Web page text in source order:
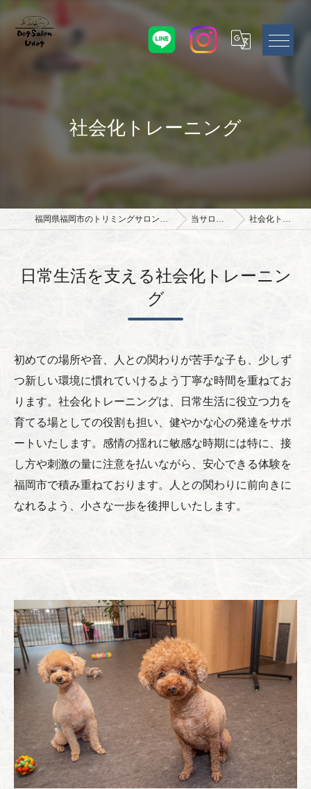
社会化トレーニング
福岡県福岡市のトリミングサロンならドッグサロン Udog 当サロンの特徴 社会化トレーニング
日常生活を支える社会化トレーニン
グ
初めての場所や音、人との関わりが苦手な子も、少しず
つ新しい環境に慣れていけるよう丁寧な時間を重ねてお
ります。社会化トレーニングは、日常生活に役立つ力を
育てる場としての役割も担い、健やかな心の発達をサポ
ートいたします。感情の揺れに敏感な時期には特に、接
し方や刺激の量に注意を払いながら、安心できる体験を
福岡市で積み重ねております。人との関わりに前向きに
なれるよう、小さな一歩を後押しいたします。